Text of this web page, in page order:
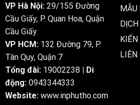
VP Hà Nội: 29/155 Đường
Cầu Giấy, P. Quan Hoa, Quận
Cầu Giấy
VP HCM: 132 Đường 79, P.
Tân Quy, Quận 7
Tổng đài: 19002238 | Di
động: 0943344333
Website: www.inphutho.com
MẪU
LIÊN